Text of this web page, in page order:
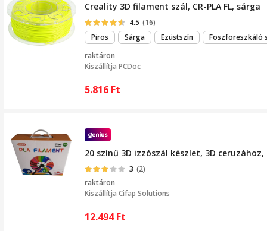
Creality 3D filament szál, CR-PLA FL, sárga
4.5 (16)
Piros
Sárga Ezüstszín
Foszforeszkáló
raktáron
Kiszállítja PCDoc
5.816 Ft
20 színű 3D izzószál készlet, 3D
3 (2)
raktáron
Kiszállítja Cifap Solutions
12.494Ft